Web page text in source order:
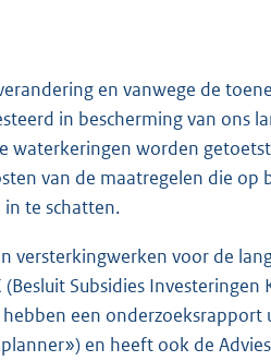
en vanwege de
in bescherming van ons
waterkeringen worden
van de maatregelen die op
te schatten.
versterkingwerken voor de
Subsidies
een
en heeft ook de